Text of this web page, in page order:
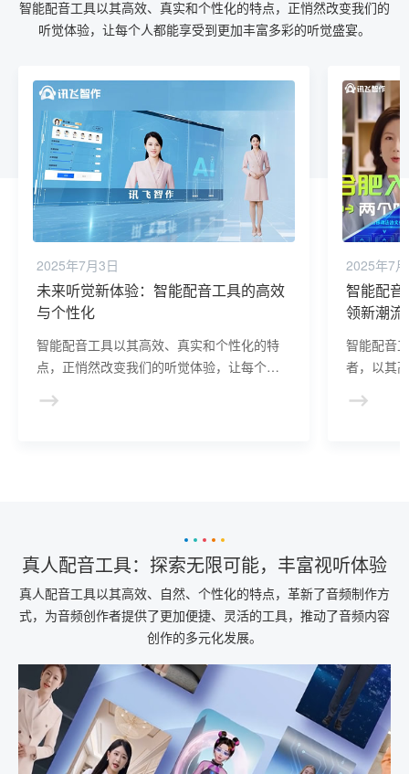
智能配音工具以其高效、真实和个性化的特点，正悄然改变我们的
听觉体验，让每个人都能享受到更加丰富多彩的听觉盛宴。
2025年7月3日
未来听觉新体验：智能配音工具的高效
与个性化
智能配音工具以其高效、真实和个性化的特
点，正悄然改变我们的听觉体验，让每个人
2025年7
智能配音
领新潮流
智能配音
者，以其
术发展注
真人配音工具：探索无限可能，丰富视听体验
真人配音工具以其高效、自然、个性化的特点，革新了音频制作方
式，为音频创作者提供了更加便捷、灵活的工具，推动了音频内容
创作的多元化发展。